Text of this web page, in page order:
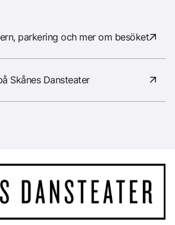
parkering och mer om besöket.
Skånes Dansteater